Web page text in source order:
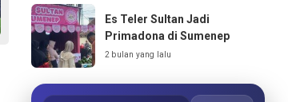
Es Teler Sultan Jadi
Primadona di Sumenep
2 bulan yang lalu